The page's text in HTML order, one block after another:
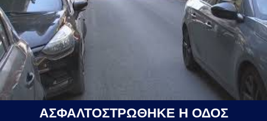
ΑΣΦΑΛΤΟΣΤΡΩΘΗΚΕ Η ΟΔΟΣ